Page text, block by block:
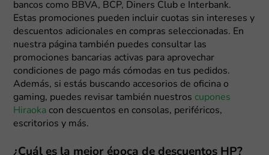
bancos como BBVA, BCP, Diners Club e Interbank.
Estas promociones pueden incluir cuotas sin intereses y
descuentos adicionales en compras seleccionadas. En
nuestra página también puedes consultar las
promociones bancarias activas para aprovechar
condiciones de pago más cómodas en tus pedidos.
Además, si estás buscando accesorios de oficina o
gaming, puedes revisar también nuestros cupones
Hiraoka con descuentos en consolas, periféricos,
escritorios y más.
¿Cuál es la mejor época de descuentos HP?